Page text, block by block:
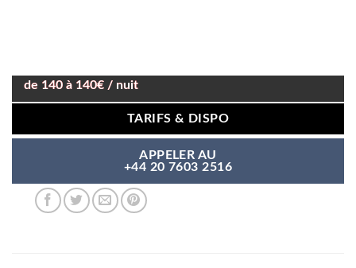
de 140 à 140€ / nuit
TARIFS & DISPO
APPELER AU
+44 20 7603 2516